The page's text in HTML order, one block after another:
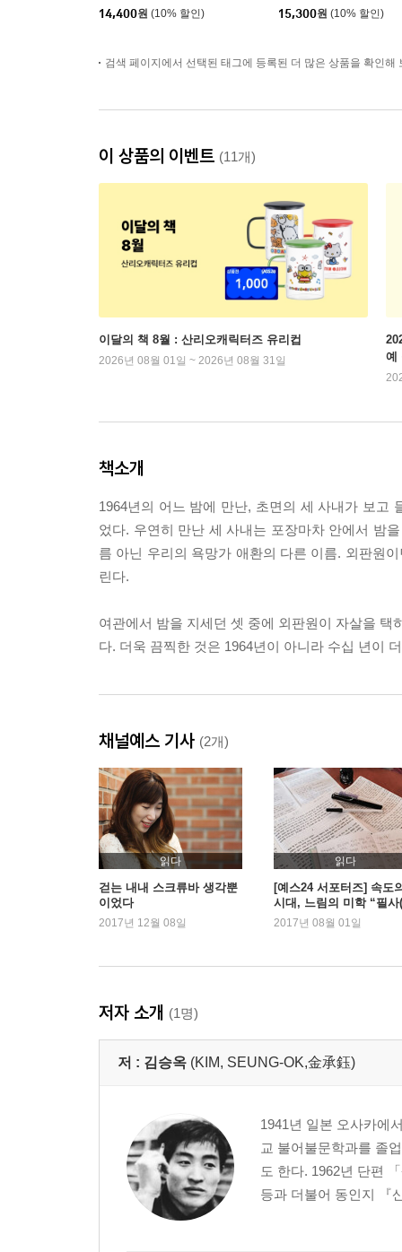
14,400원 (10% 할인)
15,300원 (10% 할인)
검색 페이지에서 선택된 태그에 등록된 더 많은 상품을 확인해
이 상품의 이벤트 (11개)
이달의 책 8월 : 산리오캐릭터즈 유리컵
2026년 08월 01일 ~ 2026년 08월 31일
예
책소개
1964년의 어느 밤에 만난, 초면의 세 사내가 보고
었다. 우연히 만난 세 사내는 포장마차 안에서 밤
름 아닌 우리의 욕망가 애환의 다른 이름. 외판원
린다.
여관에서 밤을 지세던 셋 중에 외판원이 자살을
다. 더욱 끔찍한 것은 1964년이 아니라 수십 년이
채널예스 기사 (2개)
읽다
걷는 내내 스크류바 생각뿐
이었다
2017년 12월 08일
읽다
[예스24 서포터즈] 속도
시대, 느림의 미학 “필사
寫)”
2017년 08월 01일
저자 소개 (1명)
저 : 김승옥 (KIM, SEUNG-OK,金承鈺)
1941년 일본 오사카에
교 불어불문학과를 졸
도 한다. 1962년 단편
등과 더불어 동인지 『